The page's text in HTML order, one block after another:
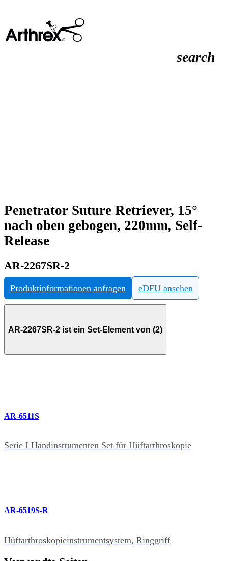
search
Penetrator Suture Retriever, 15°
nach oben gebogen, 220mm, Self-
Release
AR-2267SR-2
Produktinformationen anfragen eDFU ansehen
AR-2267SR-2 ist ein Set-Element von (2)
AR-6511S
Serie I Handinstrumenten Set für Hüftarthroskopie
AR-6519S-R
Hüftarthroskopieinstrumentsystem, Ringgriff